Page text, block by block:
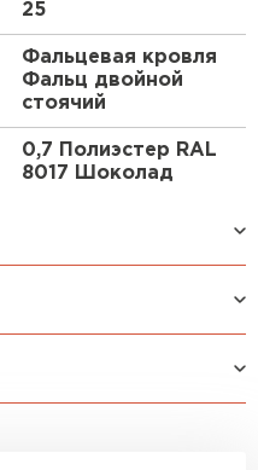
25
Фальцевая кровля
Фальц двойной
стоячий
0,7 Полиэстер RAL
8017 Шоколад